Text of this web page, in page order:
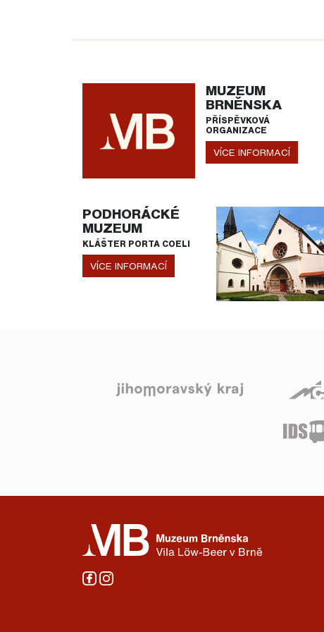
MUZEUM
BRNĚNSKA
PŘÍSPĚVKOVÁ
ORGANIZACE
VÍCE INFORMACÍ
PODHORÁCKÉ
MUZEUM
KLÁŠTER PORTA COELI
VÍCE INFORMACÍ